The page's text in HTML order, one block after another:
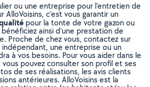
ou une entreprise pour l’entretien de
AlloVoisins, c’est vous garantir un
pour la tonte de votre gazon ou
ainsi d’une prestation de
Proche de chez vous, contactez sur
indépendant, une entreprise ou un
à vos besoins. Pour vous aider dans le
pouvez consulter son profil et ses
de ses réalisations, les avis clients
antérieures. AlloVoisins est la